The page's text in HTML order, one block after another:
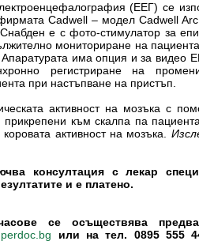
(ЕЕГ) се
Cadwell – модел Cadwell
е с фото-стимулатор за
мониториране на
има опция и за видео
регистриране на
при настъпване на пристъп.
активност на мозъка с
прикрепени към скалпа па
активност на мозъка.
консултация с лекар
и е платено.
се осъществява
или на тел. 0895 555